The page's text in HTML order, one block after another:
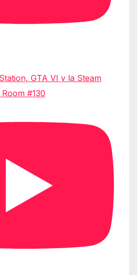
GTA VI y la Steam
#130